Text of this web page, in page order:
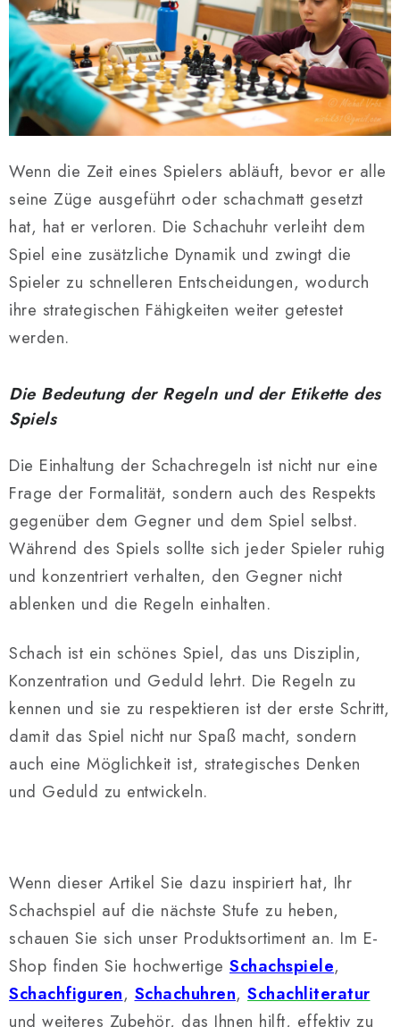
Wenn die Zeit eines Spielers abläuft, bevor er alle
seine Züge ausgeführt oder schachmatt gesetzt
hat, hat er verloren. Die Schachuhr verleiht dem
Spiel eine zusätzliche Dynamik und zwingt die
Spieler zu schnelleren Entscheidungen, wodurch
ihre strategischen Fähigkeiten weiter getestet
werden.
Die Bedeutung der Regeln und der Etikette des
Spiels
Die Einhaltung der Schachregeln ist nicht nur eine
Frage der Formalität, sondern auch des Respekts
gegenüber dem Gegner und dem Spiel selbst.
Während des Spiels sollte sich jeder Spieler ruhig
und konzentriert verhalten, den Gegner nicht
ablenken und die Regeln einhalten.
Schach ist ein schönes Spiel, das uns Disziplin,
Konzentration und Geduld lehrt. Die Regeln zu
kennen und sie zu respektieren ist der erste Schritt,
damit das Spiel nicht nur Spaß macht, sondern
auch eine Möglichkeit ist, strategisches Denken
und Geduld zu entwickeln.
Wenn dieser Artikel Sie dazu inspiriert hat, Ihr
Schachspiel auf die nächste Stufe zu heben,
schauen Sie sich unser Produktsortiment an. Im E-
Shop finden Sie hochwertige Schachspiele,
Schachfiguren, Schachuhren, Schachliteratur
und weiteres Zubehör, das Ihnen hilft, effektiv zu